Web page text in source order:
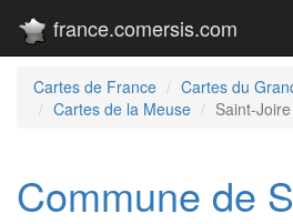
france.comersis.com
Cartes de France
Cartes du
Cartes de la Meuse
Saint-Joire
Commune de